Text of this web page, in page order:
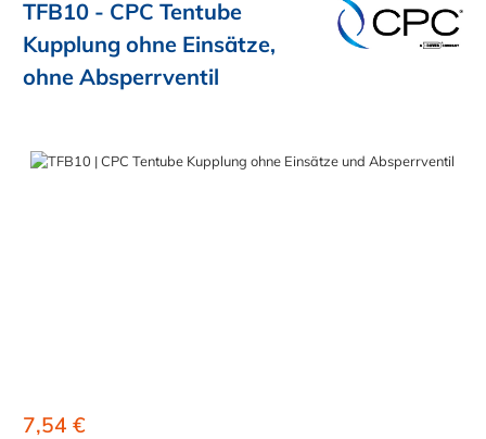
TFB10 - CPC Tentube
Kupplung ohne Einsätze,
ohne Absperrventil
Bildergalerie überspringen
7,54 €